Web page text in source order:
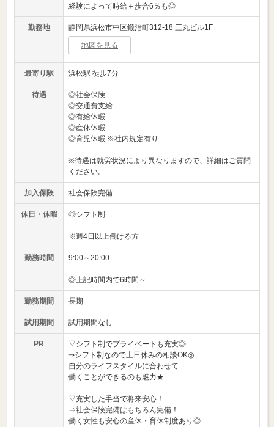
経験によって時給＋歩合6％も◎
勤務地 静岡県浜松市中区鍛治町312-18 三丸ビル1F
地図を見る
最寄り駅 浜松駅 徒歩7分
待遇
◎社会保険
◎交通費支給
◎有給休暇
◎産休休暇
◎育児休暇 ※社内規定有り
※待遇は就労状況により異なりますので、詳細はご質問
ください。
加入保険 社会保険完備
休日・休暇 ◎シフト制
※週4日以上働ける方
勤務時間 9:00～20:00
◎上記時間内で6時間～
勤務期間 長期
試用期間 試用期間なし
PR
▽シフト制でプライベートも充実◎
⇒シフト制なので土日休みの相談OK◎
自分のライフスタイルに合わせて
働くことができるのも魅力★
▽充実した手当で将来安心！
⇒社会保険完備はもちろん完備！
働く女性も安心の産休・育休制度あり◎